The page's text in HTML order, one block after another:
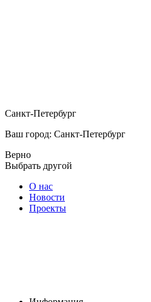
Санкт-Петербург
Ваш город: Санкт-Петербург
Верно
Выбрать другой
О нас
Новости
Проекты